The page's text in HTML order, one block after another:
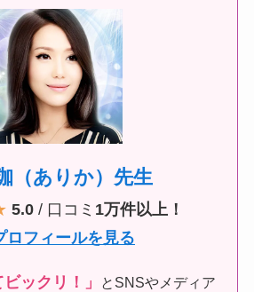
（ありか）先生
5.0/ 口コミ 1万件以上！
ロフィールを見る
ックリ！」
とSNSやメディア